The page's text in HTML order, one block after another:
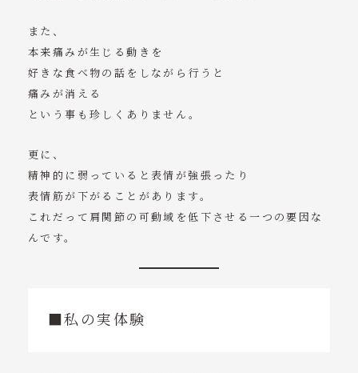
また、
本来痛みが生じる動きを
好きな食べ物の話をしながら行うと
痛みが消える
という事も珍しくありません。
更に、
精神的に弱っていると表情が強張ったり
表情筋が下がることがあります。
これだって肩関節の可動域を低下させる一つの要因な
んです。
■私の実体験